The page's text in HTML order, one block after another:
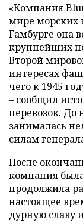
«Компания
мире морских
Гамбурге она
крупнейших
Второй
интересах
чего к 1945
– сообщил
перевозок. До
занималась
силам
После
компания
продолжила
настоящее
дурную славу